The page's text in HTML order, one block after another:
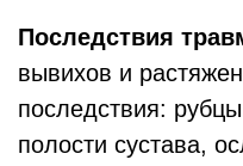
Последствия
вывихов и
последствия:
полости сустава,